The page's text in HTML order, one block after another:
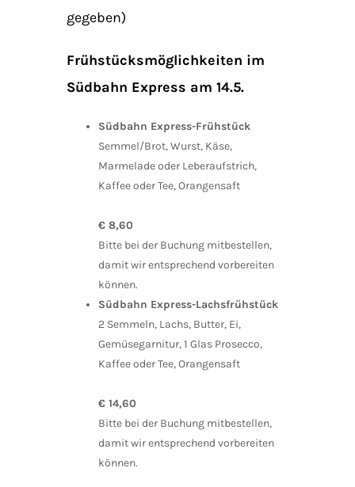
gegeben)
Frühstücksmöglichkeiten im
Südbahn Express am 14.5.
Südbahn Express-Frühstück
Semmel/Brot, Wurst, Käse,
Marmelade oder Leberaufstrich,
Kaffee oder Tee, Orangensaft
€ 8,60
Bitte bei der Buchung mitbestellen,
damit wir entsprechend vorbereiten
können.
Südbahn Express-Lachsfrühstück
2 Semmeln, Lachs, Butter, Ei,
Gemüsegarnitur, 1 Glas Prosecco,
Kaffee oder Tee, Orangensaft
€ 14,60
Bitte bei der Buchung mitbestellen,
damit wir entsprechend vorbereiten
können.